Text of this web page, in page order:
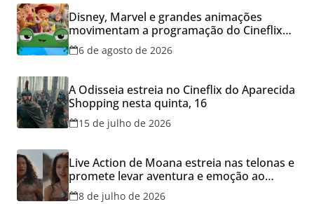
Disney, Marvel e grandes animações
movimentam a programação do Cineflix
do Aparecida Shopping
6 de agosto de 2026
A Odisseia estreia no Cineflix do Aparecida
Shopping nesta quinta, 16
15 de julho de 2026
Live Action de Moana estreia nas telonas e
promete levar aventura e emoção ao
Cineflix do Aparecida Shopping
8 de julho de 2026